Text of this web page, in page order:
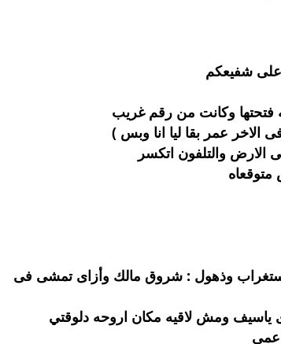
شفيعكم
وكانت من رقم غريب
عمر بقا ليا انا وبس )
والتلفون اتكسر
وذهول : شروق مالك وأزاى تمشى فى
ياسيف ومش لاقيه مكان اروحه دلوقتي